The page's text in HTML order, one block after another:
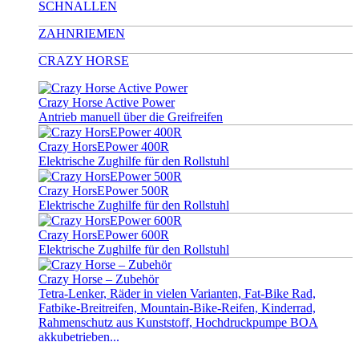
SCHNALLEN
ZAHNRIEMEN
CRAZY HORSE
Crazy Horse Active Power
Antrieb manuell über die Greifreifen
Crazy HorsEPower 400R
Elektrische Zughilfe für den Rollstuhl
Crazy HorsEPower 500R
Elektrische Zughilfe für den Rollstuhl
Crazy HorsEPower 600R
Elektrische Zughilfe für den Rollstuhl
Crazy Horse – Zubehör
Tetra-Lenker, Räder in vielen Varianten, Fat-Bike Rad,
Fatbike-Breitreifen, Mountain-Bike-Reifen, Kinderrad,
Rahmenschutz aus Kunststoff, Hochdruckpumpe BOA
akkubetrieben...